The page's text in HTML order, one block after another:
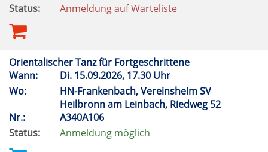
Status:
Anmeldung auf Warteliste
Orientalischer Tanz für Fortgeschrittene
Wann:
Di. 15.09.2026, 17.30 Uhr
Wo:
HN-Frankenbach, Vereinsheim SV
Heilbronn am Leinbach, Riedweg 52
Nr.:
A340A106
Status:
Anmeldung möglich